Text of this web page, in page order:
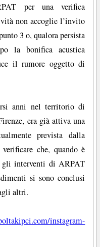
per una verifica
non accoglie l’invito
3 o, qualora persista
la bonifica acustica
il rumore oggetto di
anni nel territorio di
era già attiva una
prevista dalla
che, quando è
gli interventi di ARPAT
si sono conclusi
altri.
instagram-